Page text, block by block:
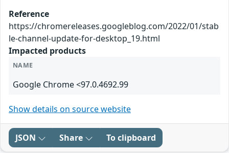
Reference
https://chromereleases.googleblog.com/2022/01/stab
le-channel-update-for-desktop_19.html
Impacted products
NAME
Google Chrome <97.0.4692.99
Show details on source website
JSON Share To clipboard